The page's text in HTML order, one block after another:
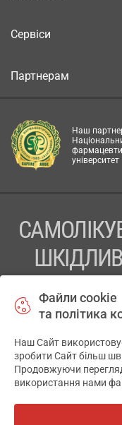
Сервіси
Партнерам
Наш
університет
ПЕРЕД
ТОВ «АПТЕКА
© 2014-2026.
Файли cookie
та політика
Наш Сайт
зробити Сайт більш
Продовжуючи
використання нами